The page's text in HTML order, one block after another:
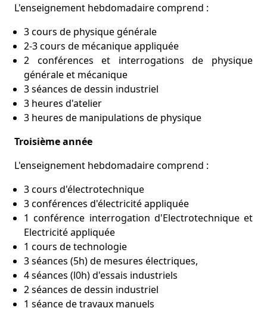
L'enseignement hebdomadaire comprend :
3 cours de physique générale
2-3 cours de mécanique appliquée
2 conférences et interrogations de physique
générale et mécanique
3 séances de dessin industriel
3 heures d'atelier
3 heures de manipulations de physique
Troisième année
L'enseignement hebdomadaire comprend :
3 cours d'électrotechnique
3 conférences d'électricité appliquée
1 conférence interrogation d'Electrotechnique et
Electricité appliquée
1 cours de technologie
3 séances (5h) de mesures électriques,
4 séances (l0h) d'essais industriels
2 séances de dessin industriel
1 séance de travaux manuels